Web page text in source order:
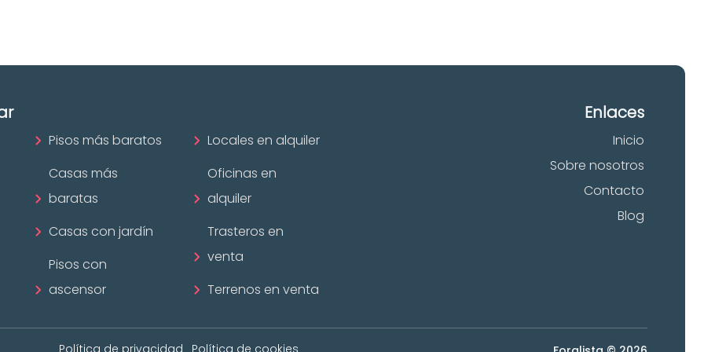
Pisos más baratos
Casas más
baratas
Casas con jardín
Pisos con
ascensor
Locales en alquiler
Oficinas en
alquiler
Trasteros en
venta
Terrenos en venta
Enlaces
Inicio
Sobre nosotros
Contacto
Blog
Política de privacidad Política de cookies